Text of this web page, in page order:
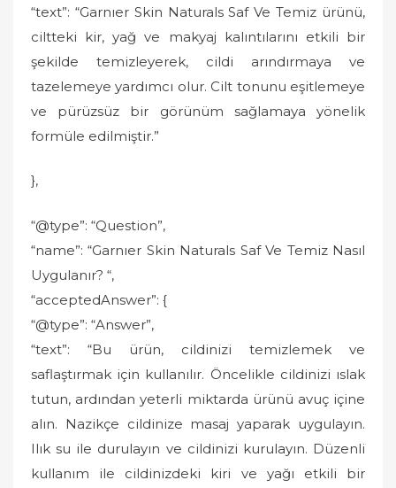
“text”: “Garnıer Skin Naturals Saf Ve Temiz ürünü,
ciltteki kir, yağ ve makyaj kalıntılarını etkili bir
şekilde temizleyerek, cildi arındırmaya ve
tazelemeye yardımcı olur. Cilt tonunu eşitlemeye
ve pürüzsüz bir görünüm sağlamaya yönelik
formüle edilmiştir.”
},
“@type”: “Question”,
“name”: “Garnıer Skin Naturals Saf Ve Temiz Nasıl
Uygulanır? “,
“acceptedAnswer”: {
“@type”: “Answer”,
“text”: “Bu ürün, cildinizi temizlemek ve
saflaştırmak için kullanılır. Öncelikle cildinizi ıslak
tutun, ardından yeterli miktarda ürünü avuç içine
alın. Nazikçe cildinize masaj yaparak uygulayın.
Ilık su ile durulayın ve cildinizi kurulayın. Düzenli
kullanım ile cildinizdeki kiri ve yağı etkili bir